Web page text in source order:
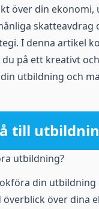
över din ekonomi,
skatteavdrag
I denna artikel
på ett kreativt
utbildning och
till
utbildning?
din utbildning
över dina